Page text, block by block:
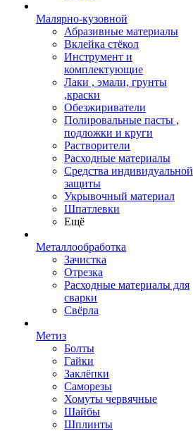
Малярно-кузовной
Абразивные материалы
Вклейка стёкол
Инструмент и
комплектующие
Лаки , эмали, грунты
,краски
Обезжириватели
Полировальные пасты ,
подложки и круги
Растворители
Расходные материалы
Средства индивидуальной
защиты
Укрывочный материал
Шпатлевки
Ещё
Металлообработка
Зачистка
Отрезка
Расходные материалы для
сварки
Свёрла
Метиз
Болты
Гайки
Заклёпки
Саморезы
Хомуты червячные
Шайбы
Шплинты